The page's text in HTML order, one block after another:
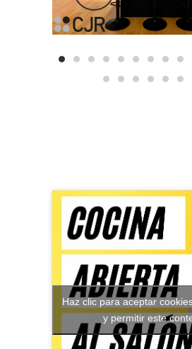
Haz clic para aceptar
y permitir este